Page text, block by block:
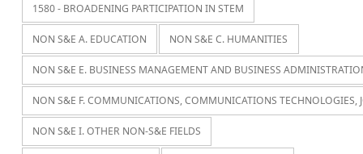
1580 - BROADENING PARTICIPATION IN STEM
NON S&E A. EDUCATION NON S&E C. HUMANITIES
NON S&E E. BUSINESS MANAGEMENT AND BUSINESS
NON S&E F. COMMUNICATIONS, COMMUNICATIONS TECHNOLOGIES,
NON S&E I. OTHER NON-S&E FIELDS